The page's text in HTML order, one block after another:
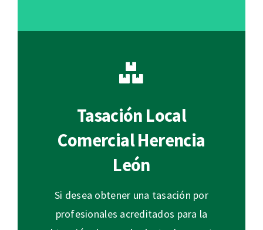
Tasación Local
Comercial Herencia
León
Si desea obtener una tasación por
profesionales acreditados para la